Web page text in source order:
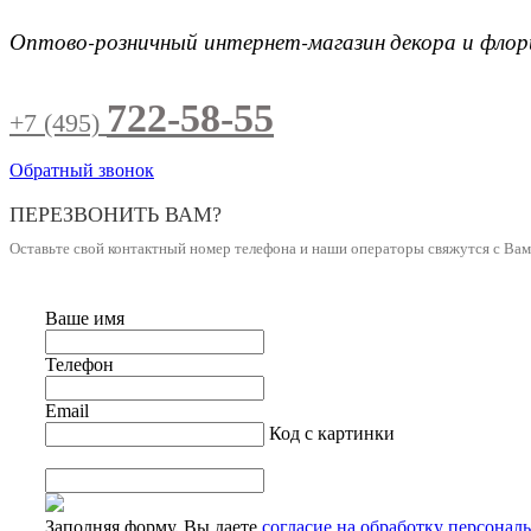
Оптово-розничный интернет-магазиндекора и
+7 (495) 722-58-55
Обратный звонок
ПЕРЕЗВОНИТЬ ВАМ?
Оставьте свой контактный номер телефона и наши операторы свяжутся с
Ваше имя
Телефон
Email
Код с картинки
Заполняя форму, Вы даете согласие на обработку